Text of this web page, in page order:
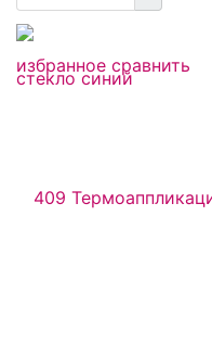
избранное сравнить